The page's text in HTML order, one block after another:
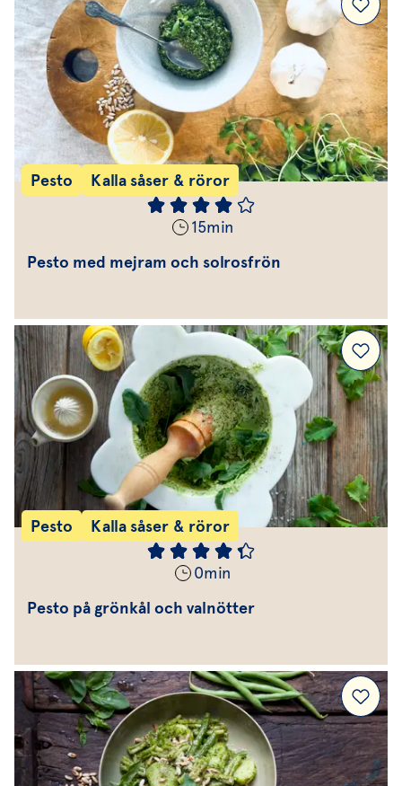
Pesto Kalla såser & röror
15min
Pesto med mejram och solrosfrön
Pesto Kalla såser & röror
0min
Pesto på grönkål och valnötter